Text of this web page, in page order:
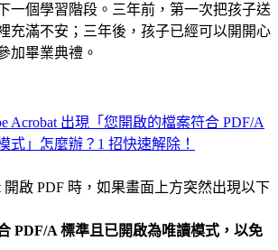
一個學習階段。三年前，第一次把孩子送
充滿不安；三年後，孩子已經可以開開心
加畢業典禮。
Acrobat 出現「您開啟的檔案符合 PDF/A
式」怎麼辦？1 招快速解除！
開啟 PDF 時，如果畫面上方突然出現以下
PDF/A 標準且已開啟為唯讀模式，以免